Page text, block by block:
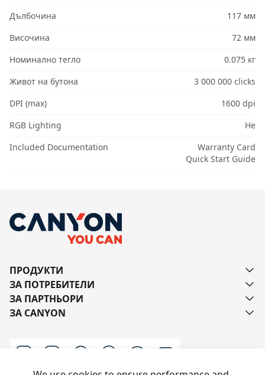
Дълбочина
117 мм
Височина
72 мм
Номинално тегло
0.075 кг
Живот на бутона
3 000 000 clicks
DPI (max)
1600 dpi
RGB Lighting
Не
Included Documentation
Warranty Card
Quick Start Guide
ПРОДУКТИ
ЗА ПОТРЕБИТЕЛИ
ЗА ПАРТНЬОРИ
ЗА CANYON